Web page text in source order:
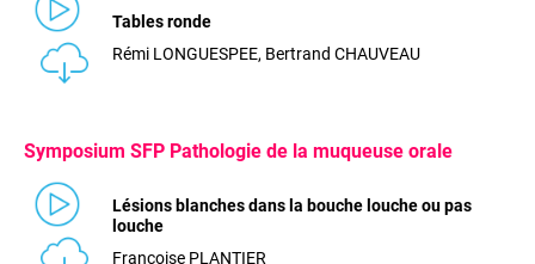
Tables ronde
Rémi LONGUESPEE, Bertrand CHAUVEAU
Symposium SFP Pathologie de la muqueuse orale
Lésions blanches dans la bouche louche ou pas
louche
Françoise PLANTIER